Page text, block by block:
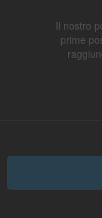
Il nostro
prime